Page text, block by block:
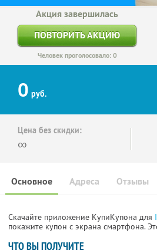
Акция завершилась
ПОВТОРИТЬ АКЦИЮ
Человек проголосовало: 0
0 руб.
Цена без скидки:
∞
Основное Отзывы
Адреса
Скачайте приложение КупиКупона для
покажите купон с экрана смартфона.
ЧТО ВЫ ПОЛУЧИТЕ